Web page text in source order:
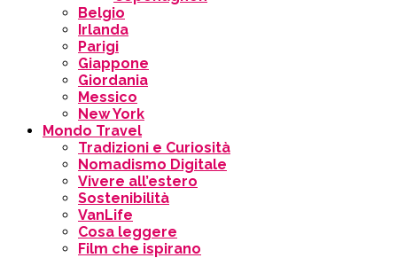
Belgio
Irlanda
Parigi
Giappone
Giordania
Messico
New York
Mondo Travel
Tradizioni e Curiosità
Nomadismo Digitale
Vivere all’estero
Sostenibilità
VanLife
Cosa leggere
Film che ispirano